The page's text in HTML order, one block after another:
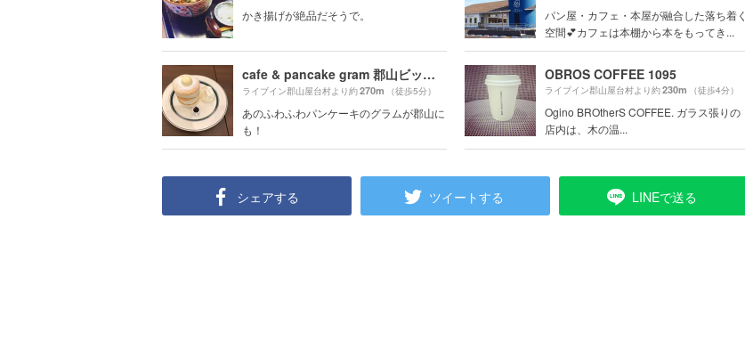
かき揚げが絶品だそうで。
パン屋・カフェ・本屋が融合した落ち着く
空間💕カフェは本棚から本をもってき...
cafe & pancake gram 郡山ビッグアイ店
ライブイン郡山屋台村より約270m （徒歩5分）
あのふわふわパンケーキのグラムが郡山に
も！
OBROS COFFEE 1095
ライブイン郡山屋台村より約230m （徒歩4分）
Ogino BROtherS COFFEE. ガラス張りの
店内は、木の温...
シェアする ツイートする LINEで送る